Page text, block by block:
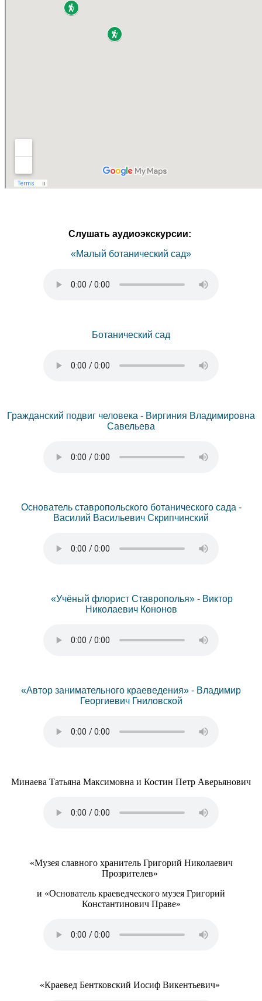
Слушать аудиоэкскурсии:
«Малый ботанический сад»
Ботанический сад
Гражданский подвиг человека - Виргиния Владимировна
Савельева
Основатель ставропольского ботанического сада -
Василий Васильевич Скрипчинский
«Учёный флорист Ставрополья» - Виктор
Николаевич Кононов
«Автор занимательного краеведения» - Владимир
Георгиевич Гниловской
Минаева Татьяна Максимовна и Костин Петр Аверьянович
«Музея славного хранитель Григорий Николаевич
Прозрителев»
и «Основатель краеведческого музея Григорий
Константинович Праве»
«Краевед Бентковский Иосиф Викентьевич»